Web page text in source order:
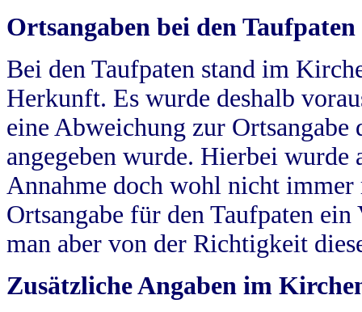
Ortsangaben bei den Taufpaten
Bei den Taufpaten stand im
Herkunft. Es wurde deshalb
eine Abweichung zur
angegeben wurde. Hierbei wurde
Annahme doch wohl nicht
Ortsangabe für den Taufpaten
man aber von der Richtigkeit
Zusätzliche Angaben im